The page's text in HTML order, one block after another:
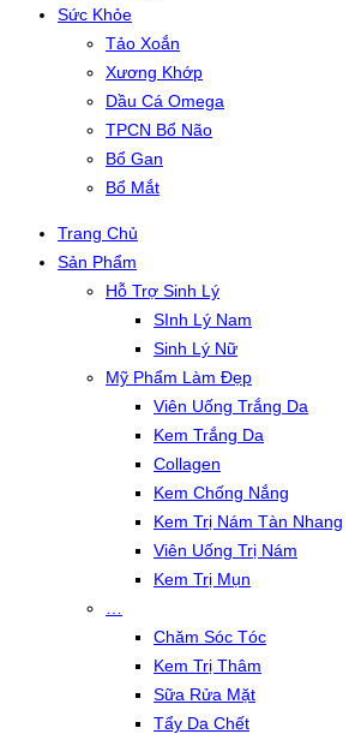
Sức Khỏe
Tảo Xoắn
Xương Khớp
Dầu Cá Omega
TPCN Bổ Não
Bổ Gan
Bổ Mắt
Trang Chủ
Sản Phẩm
Hỗ Trợ Sinh Lý
SInh Lý Nam
Sinh Lý Nữ
Mỹ Phẩm Làm Đẹp
Viên Uống Trắng Da
Kem Trắng Da
Collagen
Kem Chống Nắng
Kem Trị Nám Tàn Nhang
Viên Uống Trị Nám
Kem Trị Mụn
Chăm Sóc Tóc
Kem Trị Thâm
Sữa Rửa Mặt
Tẩy Da Chết